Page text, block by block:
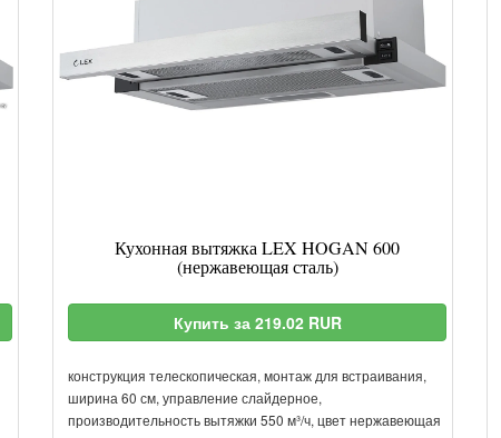
Кухонная вытяжка LEX HOGAN 600
(нержавеющая сталь)
Купить за 219.02 RUR
конструкция телескопическая, монтаж для встраивания,
ширина 60 см, управление слайдерное,
производительность вытяжки 550 м³/ч, цвет нержавеющая